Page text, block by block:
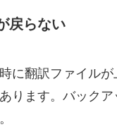
戻らない
に翻訳ファイル
ります。バック